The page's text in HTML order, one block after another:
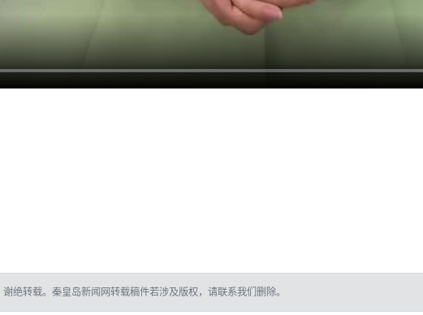
绝转载。秦皇岛新闻网转载稿件若涉及版权，请联系我们删除。